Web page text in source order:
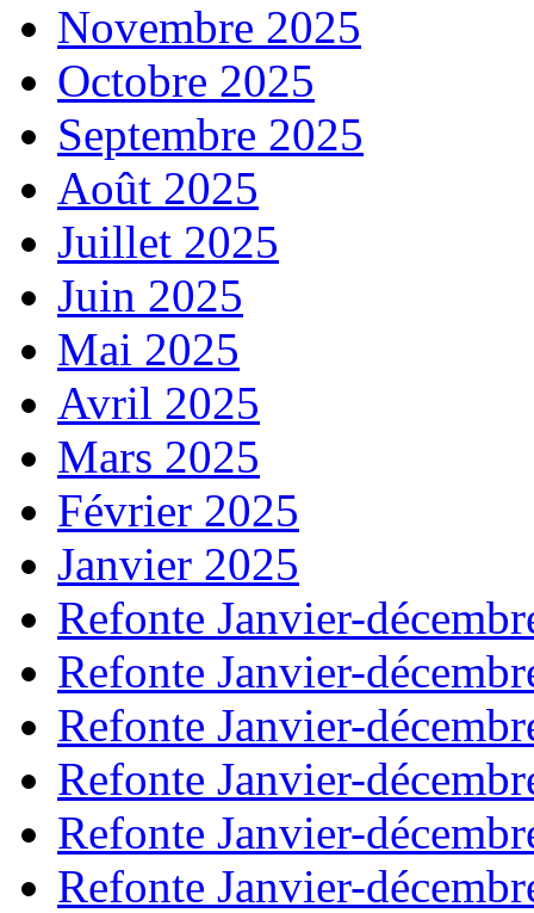
Novembre 2025
Octobre 2025
Septembre 2025
Août 2025
Juillet 2025
Juin 2025
Mai 2025
Avril 2025
Mars 2025
Février 2025
Janvier 2025
Refonte Janvier-
Refonte Janvier-
Refonte Janvier-
Refonte Janvier-
Refonte Janvier-
Refonte Janvier-